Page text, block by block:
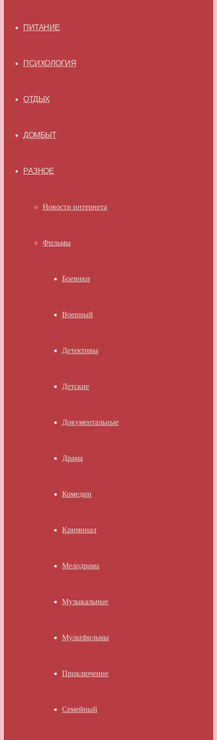
ПИТАНИЕ
ПСИХОЛОГИЯ
ОТДЫХ
ДОМБЫТ
РАЗНОЕ
Новости интернета
Фильмы
Боевики
Военный
Детективы
Детские
Документальные
Драма
Комедии
Криминал
Мелодрама
Музыкальные
Мультфильмы
Приключение
Семейный